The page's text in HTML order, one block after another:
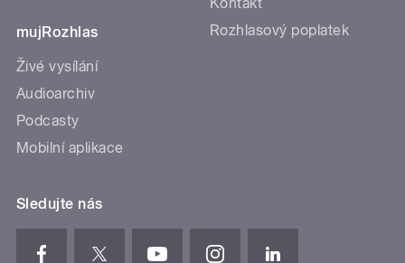
mujRozhlas
Živé vysílání
Audioarchiv
Podcasty
Mobilní aplikace
Rozhlasový poplatek
Sledujte nás